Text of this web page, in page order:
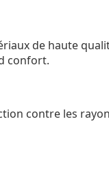
de haute
confort.
contre les